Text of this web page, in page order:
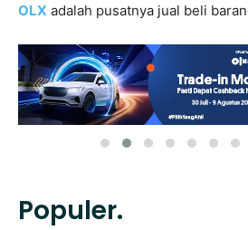
OLX adalah pusatnya jual beli
Populer.